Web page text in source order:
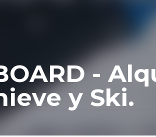
-
y Ski.